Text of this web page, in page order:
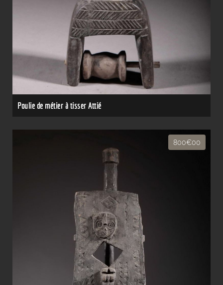
Poulie de métier à tisser Attié
800€00